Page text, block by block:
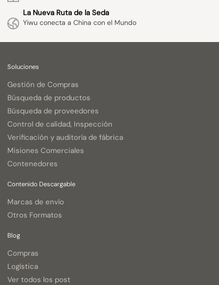
La Nueva Ruta de la Seda
Yiwu conecta a China con el Mundo
Soluciones
Gestión de Compras
Búsqueda de productos
Búsqueda de proveedores
Control de calidad, Inspección
Verificación y auditoría de fábrica
Misiones Comerciales
Contenedores
Contenido Descargable
Marcas de envío
Otros Formatos
Blog
Compras
Logística
Ver todos los post